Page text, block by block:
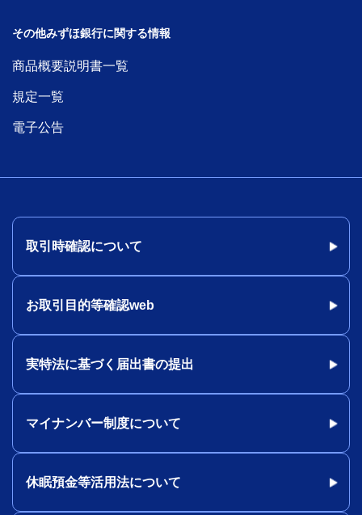
その他みずほ銀行に関する情報
商品概要説明書一覧
規定一覧
電子公告
取引時確認について
お取引目的等確認web
実特法に基づく届出書の提出
マイナンバー制度について
休眠預金等活用法について